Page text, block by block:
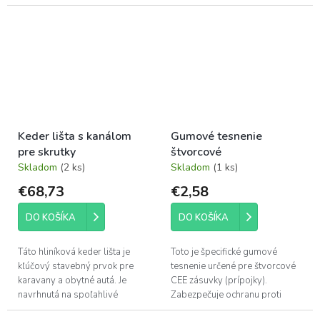
pre karavany, obytné autá,
Keder lišta s kanálom
pre skrutky
Skladom (2 ks)
€68,73
DO KOŠÍKA
Táto hliníková keder lišta je
kľúčový stavebný prvok pre
karavany a obytné autá. Je
navrhnutá na spoľahlivé
utesnenie a estetické prekrytie
Gumové tesnenie
štvorcové
Skladom (1 ks)
€2,58
DO KOŠÍKA
Toto je špecifické gumové
tesnenie určené pre štvorcové
CEE zásuvky (prípojky).
Zabezpečuje ochranu proti
vlhkosti a prachu.